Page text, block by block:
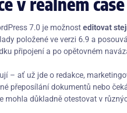
7.0 je možnost editovat
položené ve verzi 6.9 a
připojení a po opětovném
– ať už jde o redakce,
přeposílání dokumentů nebo
mohla důkladně otestovat v